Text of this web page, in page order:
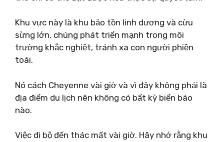
Khu vực này là khu bảo tồn linh dương và cừu
sừng lớn, chúng phát triển mạnh trong môi
trường khắc nghiệt, tránh xa con người phiền
toái.
Nó cách Cheyenne vài giờ và vì đây không phải là
địa điểm du lịch nên không có bất kỳ biển báo
nào.
Việc đi bộ đến thác mất vài giờ. Hãy nhớ rằng khu